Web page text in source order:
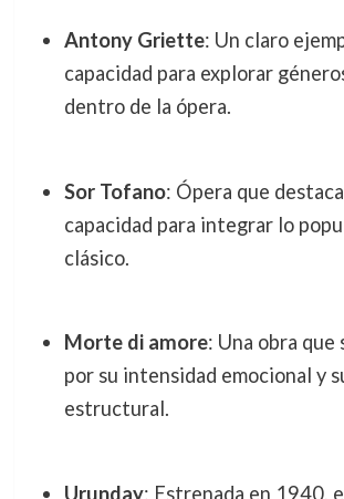
Antony Griette: Un claro
capacidad para explorar
dentro de la ópera.
Sor Tofano: Ópera que
capacidad para integrar lo
clásico.
Morte di amore: Una obra que
por su intensidad emocional y
estructural.
Urunday: Estrenada en 1940,